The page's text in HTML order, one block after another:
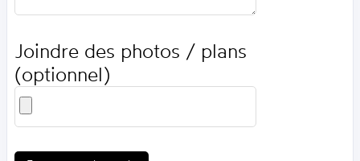
Joindre des photos / plans
(optionnel)